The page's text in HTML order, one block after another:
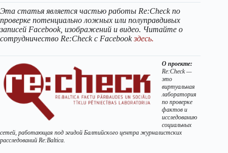
Эта статья является частью работы Re:Check по
проверке потенциально ложных или полуправдивых
записей Facebook, изображений и видео. Читайте о
сотрудничество Re:Check с Facebookздесь.
О проекте:
Re:Check—
это
виртуальная
лаборатория
по проверке
фактов и
исследованию
социальных
сетей, работающая под эгидой Балтийского центра журналистских
расследований Re:Baltica.